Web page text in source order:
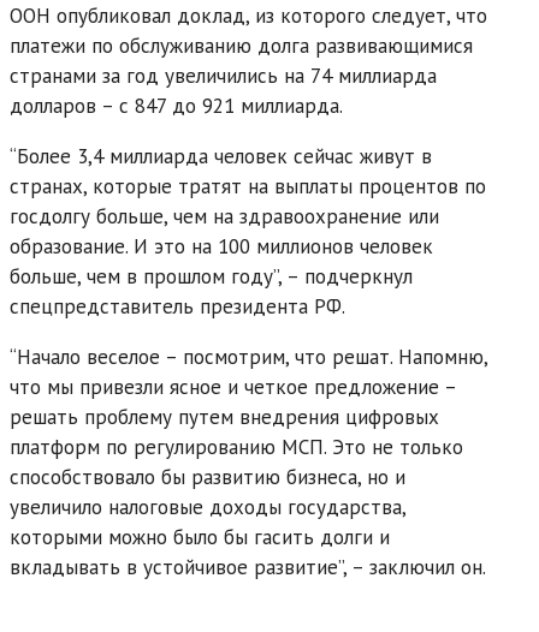
ООН опубликовал доклад, из которого следует, что
платежи по обслуживанию долга развивающимися
странами за год увеличились на 74 миллиарда
долларов – с 847 до 921 миллиарда.
“Более 3,4 миллиарда человек сейчас живут в
странах, которые тратят на выплаты процентов по
госдолгу больше, чем на здравоохранение или
образование. И это на 100 миллионов человек
больше, чем в прошлом году”, – подчеркнул
спецпредставитель президента РФ.
“Начало веселое – посмотрим, что решат. Напомню,
что мы привезли ясное и четкое предложение –
решать проблему путем внедрения цифровых
платформ по регулированию МСП. Это не только
способствовало бы развитию бизнеса, но и
увеличило налоговые доходы государства,
которыми можно было бы гасить долги и
вкладывать в устойчивое развитие”, – заключил он.